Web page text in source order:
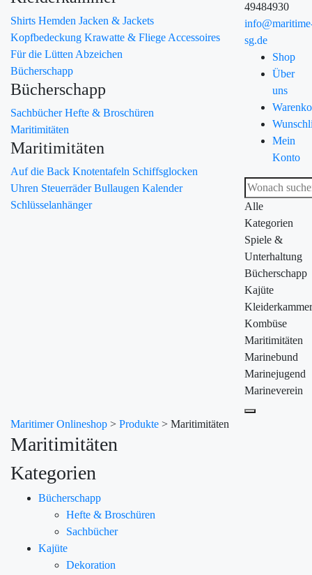
Shirts Hemden Jacken & Jackets
Kopfbedeckung Krawatte & Fliege Accessoires
Für die Lütten Abzeichen
Bücherschapp
Bücherschapp
SachbücherHefte & Broschüren
Maritimitäten
Maritimitäten
Auf die Back Knotentafeln Schiffsglocken
Uhren SteuerräderBullaugen Kalender
Schlüsselanhänger
49484930
sg.de
Shop
Über
uns
Mein
Konto
Alle
Kategorien
Spiele &
Unterhaltung
Bücherschapp
Kajüte
Kleiderkammer
Kombüse
Maritimitäten
Marinebund
Marinejugend
Marineverein
Maritimer Onlineshop > Produkte > Maritimitäten
Maritimitäten
Kategorien
Bücherschapp
Hefte & Broschüren
Sachbücher
Kajüte
Dekoration